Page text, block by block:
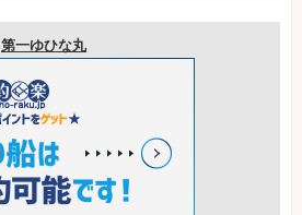
第一ゆひな丸